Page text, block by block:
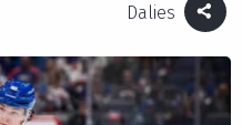
Dalies